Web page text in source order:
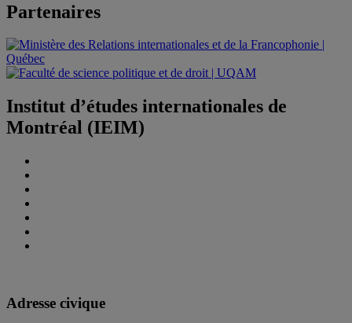
Partenaires
Institut d’études internationales de
Montréal (IEIM)
Adresse civique